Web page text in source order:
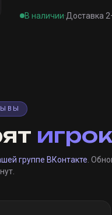
В наличии·Доставка
группе ВКонтакте .